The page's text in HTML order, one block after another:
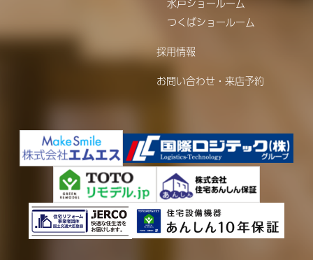
つくばショールーム
採用情報
お問い合わせ・来店予約